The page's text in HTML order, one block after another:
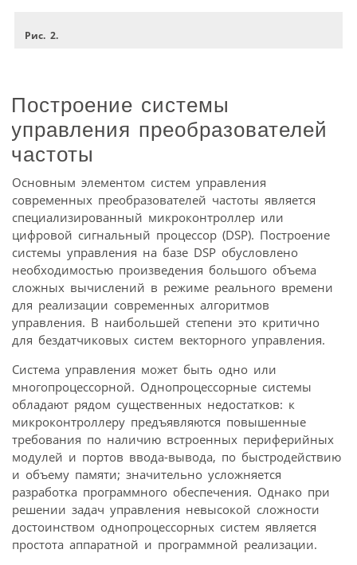
Рис. 2.
Построение системы
управления преобразователей
частоты
Основным элементом систем управления
современных преобразователей частоты является
специализированный микроконтроллер или
цифровой сигнальный процессор (DSP). Построение
системы управления на базе DSP обусловлено
необходимостью произведения большого объема
сложных вычислений в режиме реального времени
для реализации современных алгоритмов
управления. В наибольшей степени это критично
для бездатчиковых систем векторного управления.
Система управления может быть одно или
многопроцессорной. Однопроцессорные системы
обладают рядом существенных недостатков: к
микроконтроллеру предъявляются повышенные
требования по наличию встроенных периферийных
модулей и портов ввода-вывода, по быстродействию
и объему памяти; значительно усложняется
разработка программного обеспечения. Однако при
решении задач управления невысокой сложности
достоинством однопроцессорных систем является
простота аппаратной и программной реализации.